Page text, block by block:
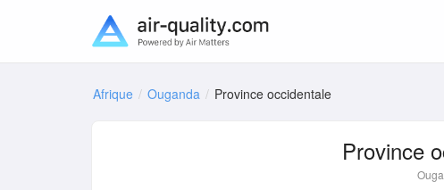
Afrique Ouganda Province occidentale
Province